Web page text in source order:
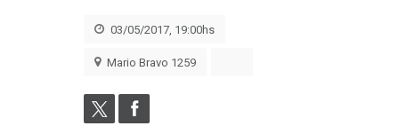
03/05/2017, 19:00hs
Mario Bravo 1259